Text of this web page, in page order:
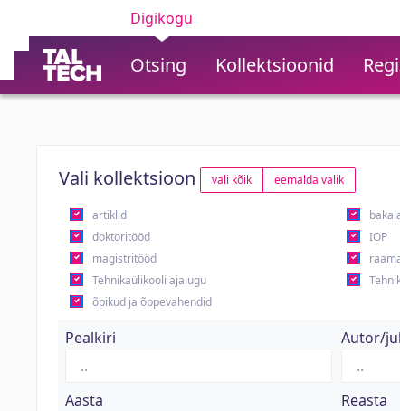
Digikogu
Otsing Kollektsioonid
Vali kollektsioon vali kõik eemalda valik
artiklid
doktoritööd
IOP
magistritööd
Tehnikaülikooli ajalugu
õpikud ja õppevahendid
Pealkiri Autor/
Aasta
Reasta